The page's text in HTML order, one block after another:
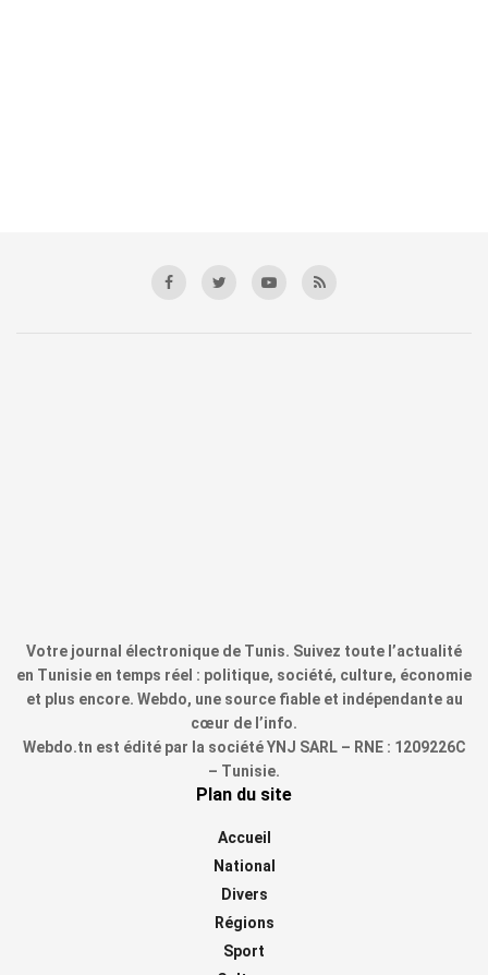
Votre journal électronique de Tunis. Suivez toute l’actualité
en Tunisie en temps réel : politique, société, culture, économie
et plus encore. Webdo, une source fiable et indépendante au
cœur de l’info.
Webdo.tn est édité par la société YNJ SARL – RNE : 1209226C
– Tunisie.
Plan du site
Accueil
National
Divers
Régions
Sport